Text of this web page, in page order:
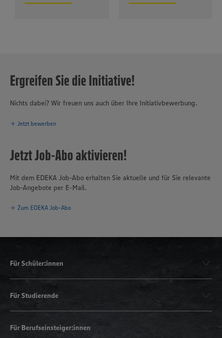
Ergreifen Sie die Initiative!
Nichts dabei? Wir freuen uns auch über Ihre Initiativbewerbung.
Jetzt bewerben
Jetzt Job-Abo aktivieren!
Mit dem EDEKA Job-Abo erhalten Sie aktuelle und für Sie relevante
Job-Angebote per E-Mail.
Zum EDEKA Job-Abo
Für Schüler:innen
Für Studierende
Für Berufseinsteiger:innen